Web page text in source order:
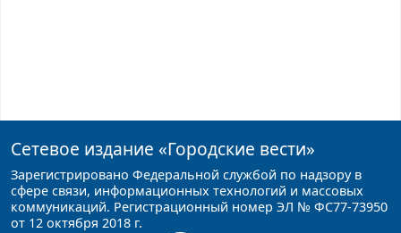
Сетевое издание «Городские вести»
Зарегистрировано Федеральной службой по надзору в
сфере связи, информационных технологий и массовых
коммуникаций. Регистрационный номер ЭЛ № ФС77-73950
от 12 октября 2018 г.